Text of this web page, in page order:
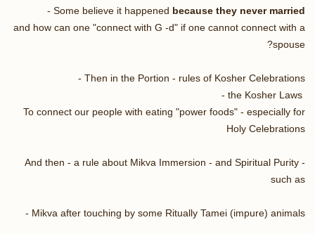
Some believe it happened because they never married
-
and how can one "connect with G -d" if one cannot connect with a
spouse?
Then in the Portion - rules of Kosher Celebrations -
To connect our people with eating "power foods" - especially for
Holy Celebrations
And then - a rule about Mikva Immersion - and Spiritual Purity -
such as
Mikva after touching by some Ritually Tamei (impure) animals -